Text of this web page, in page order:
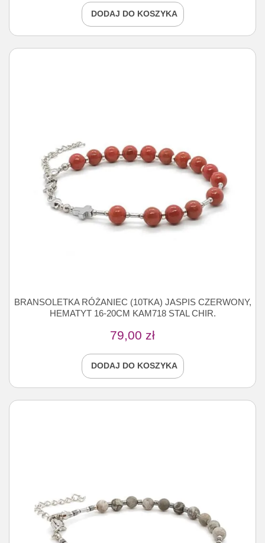
DODAJ DO KOSZYKA
BRANSOLETKA RÓŻANIEC (10TKA) JASPIS CZERWONY,
HEMATYT 16-20CM KAM718 STAL CHIR.
79,00 zł
DODAJ DO KOSZYKA